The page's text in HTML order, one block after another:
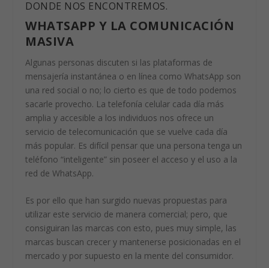
DONDE NOS ENCONTREMOS.
WHATSAPP Y LA COMUNICACIÓN
MASIVA
Algunas personas discuten si las plataformas de
mensajería instantánea o en línea como WhatsApp son
una red social o no; lo cierto es que de todo podemos
sacarle provecho. La telefonía celular cada día más
amplia y accesible a los individuos nos ofrece un
servicio de telecomunicación que se vuelve cada día
más popular. Es difícil pensar que una persona tenga un
teléfono “inteligente” sin poseer el acceso y el uso a la
red de WhatsApp.
Es por ello que han surgido nuevas propuestas para
utilizar este servicio de manera comercial; pero, que
consiguiran las marcas con esto, pues muy simple, las
marcas buscan crecer y mantenerse posicionadas en el
mercado y por supuesto en la mente del consumidor.